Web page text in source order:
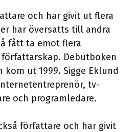
och har givit ut flera
har översatts till andra
fått ta emot flera
Debutboken
kom ut 1999. Sigge Eklund
tv-
och programledare.
författare och har givit